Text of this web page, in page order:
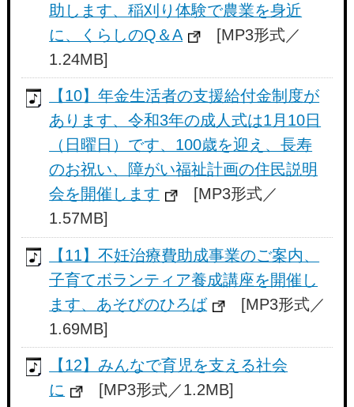
助します、稲刈り体験で農業を身近
に、くらしのQ＆A
[MP3形式／
1.24MB]
【10】年金生活者の支援給付金制度が
あります、令和3年の成人式は1月10日
（日曜日）です、100歳を迎え、長寿
のお祝い、障がい福祉計画の住民説明
会を開催します
[MP3形式／
1.57MB]
【11】不妊治療費助成事業のご案内、
子育てボランティア養成講座を開催し
ます、あそびのひろば
[MP3形式／
1.69MB]
【12】みんなで育児を支える社会
に
[MP3形式／1.2MB]